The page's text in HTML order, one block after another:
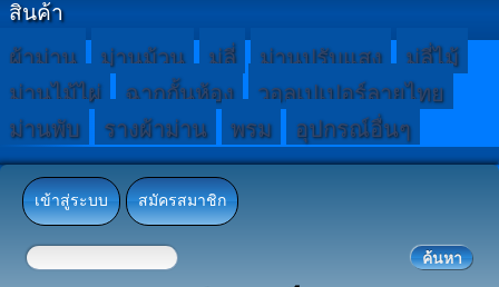
สินค้า
ผ้าม่าน ม่านม้วน มู่ลี่ ม่านปรับแสง
มู่ลี่ไม้
ม่านไม้ไผ่
ฉากกั้นห้อง
วอลเปเปอร์ลายไทย
ม่านพับ
รางผ้าม่าน พรม อุปกรณ์อื่นๆ
เข้าสู่ระบบ สมัครสมาชิก